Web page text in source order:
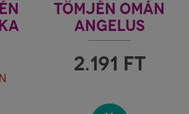
TÖMJÉN OMÁN
ANGELUS
2.191 FT